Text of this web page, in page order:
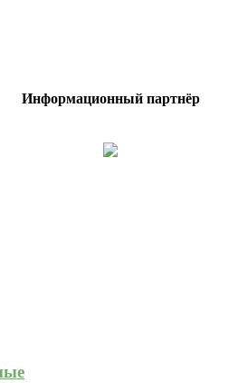
Информационный партнёр